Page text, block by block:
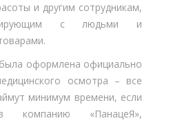
и другим сотрудникам,
с людьми и
оформлена официально
осмотра – все
минимум времени, если
«ПанацеЯ»,